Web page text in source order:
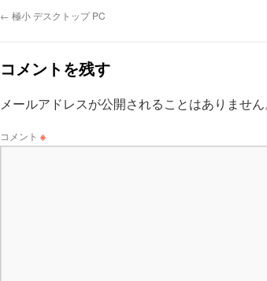
← 極小 デスクトップ PC
コメントを残す
メールアドレスが公開されることはありません
コメント ※